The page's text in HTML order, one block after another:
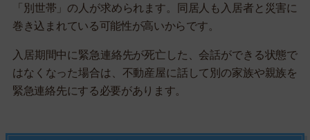
「別世帯」の人が求められます。同居人も入居者と災害に
巻き込まれている可能性が高いからです。
入居期間中に緊急連絡先が死亡した、会話ができる状態で
はなくなった場合は、不動産屋に話して別の家族や親族を
緊急連絡先にする必要があります。